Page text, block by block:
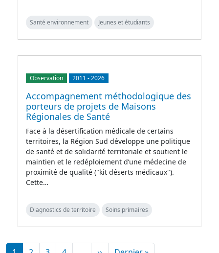
Santé environnement Jeunes et étudiants
Observation 2011 -2026
Accompagnement méthodologique des
porteurs de projets de Maisons
Régionales de Santé
Face à la désertification médicale de certains
territoires, la Région Sud développe une politique
de santé et de solidarité territoriale et soutient le
maintien et le redéploiement d’une médecine de
proximité de qualité ("kit déserts médicaux").
Cette…
Diagnostics de territoire Soins primaires
Pagination